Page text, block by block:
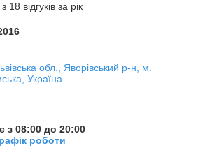
відгуків за рік
обл., Яворівський р-н, м.
Україна
з 08:00 до 20:00
роботи